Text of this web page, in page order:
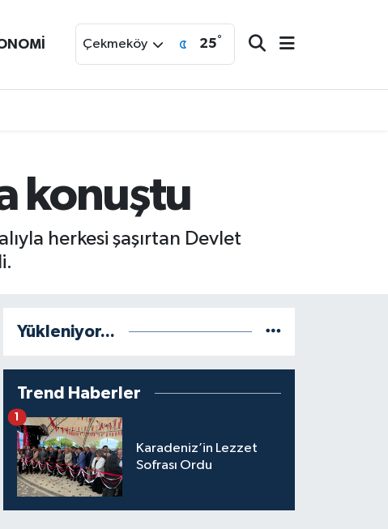
Çekmeköy 25°
konuştu
herkesi şaşırtan Devlet
Yükleniyor...
Trend Haberler
Karadeniz’in Lezzet
Sofrası Ordu
1